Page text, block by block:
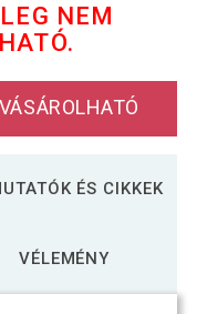
NEM
ÉS CIKKEK
VÉLEMÉNY